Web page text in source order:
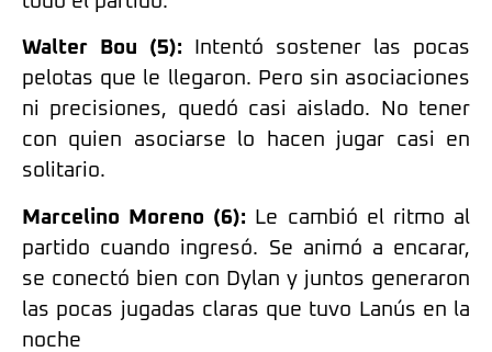
Walter Bou (5): Intentó sostener las pocas
pelotas que le llegaron. Pero sin asociaciones
ni precisiones, quedó casi aislado. No tener
con quien asociarse lo hacen jugar casi en
solitario.
Marcelino Moreno (6): Le cambió el ritmo al
partido cuando ingresó. Se animó a encarar,
se conectó bien con Dylan y juntos generaron
las pocas jugadas claras que tuvo Lanús en la
noche